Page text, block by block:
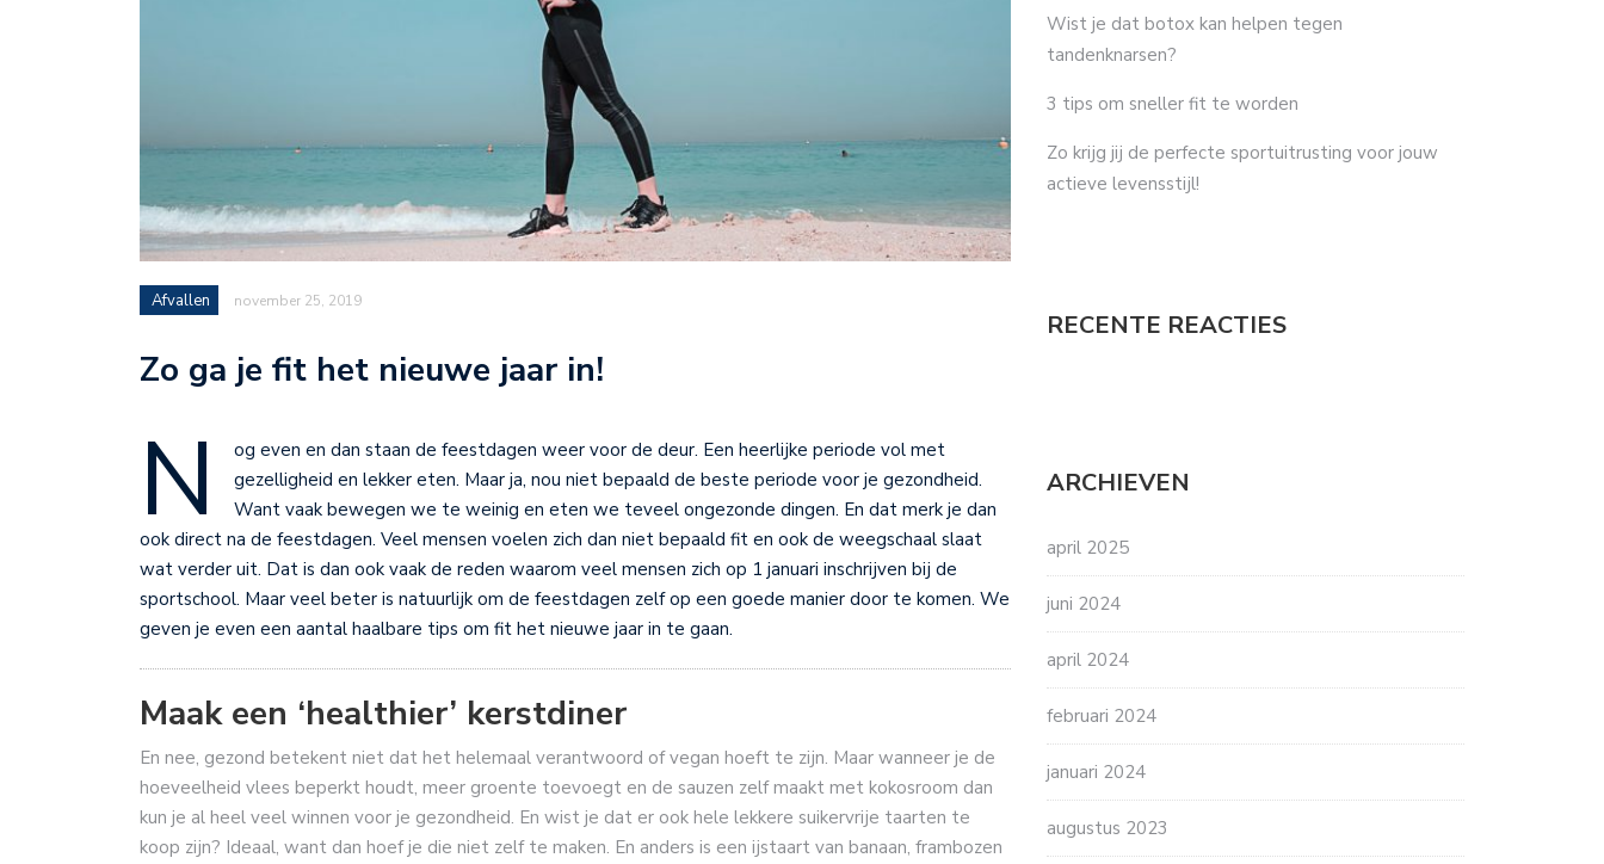
Afvallen november 25, 2019
Zo ga je fit het nieuwe jaar in!
N
og even en dan staan de feestdagen weer voor de deur. Een heerlijke periode vol met
gezelligheid en lekker eten. Maar ja, nou niet bepaald de beste periode voor je gezondheid.
Want vaak bewegen we te weinig en eten we teveel ongezonde dingen. En dat merk je dan
ook direct na de feestdagen. Veel mensen voelen zich dan niet bepaald fit en ook de weegschaal slaat
wat verder uit. Dat is dan ook vaak de reden waarom veel mensen zich op 1 januari inschrijven bij de
sportschool. Maar veel beter is natuurlijk om de feestdagen zelf op een goede manier door te komen. We
geven je even een aantal haalbare tips om fit het nieuwe jaar in te gaan.
Maak een ‘healthier’ kerstdiner
En nee, gezond betekent niet dat het helemaal verantwoord of vegan hoeft te zijn. Maar wanneer je de
hoeveelheid vlees beperkt houdt, meer groente toevoegt en de sauzen zelf maakt met kokosroom dan
kun je al heel veel winnen voor je gezondheid. En wist je dat er ook hele lekkere suikervrije taarten te
koop zijn? Ideaal, want dan hoef je die niet zelf te maken. En anders is een ijstaart van banaan, frambozen
Wist je dat botox kan helpen tegen
tandenknarsen?
3 tips om sneller fit te worden
Zo krijg jij de perfecte sportuitrusting voor jouw
actieve levensstijl!
RECENTE REACTIES
ARCHIEVEN
april 2025
juni 2024
april 2024
februari 2024
januari 2024
augustus 2023